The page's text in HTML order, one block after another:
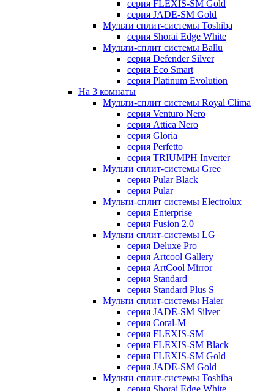
серия FLEXIS-SM Gold
серия JADE-SM Gold
Мульти сплит-системы Toshiba
серия Shorai Edge White
Мульти-сплит системы Ballu
серия Defender Silver
серия Eco Smart
серия Platinum Evolution
На 3 комнаты
Мульти-сплит системы Royal Clima
серия Venturo Nero
серия Attica Nero
серия Gloria
серия Perfetto
серия TRIUMPH Inverter
Мульти сплит-системы Gree
серия Pular Black
серия Pular
Мульти-сплит системы Electrolux
серия Enterprise
серия Fusion 2.0
Мульти сплит-системы LG
серия Deluxe Pro
серия Artcool Gallery
серия ArtCool Mirror
серия Standard
серия Standard Plus S
Мульти сплит-системы Haier
серия JADE-SM Silver
серия Coral-M
серия FLEXIS-SM
серия FLEXIS-SM Black
серия FLEXIS-SM Gold
серия JADE-SM Gold
Мульти сплит-системы Toshiba
серия Shorai Edge White